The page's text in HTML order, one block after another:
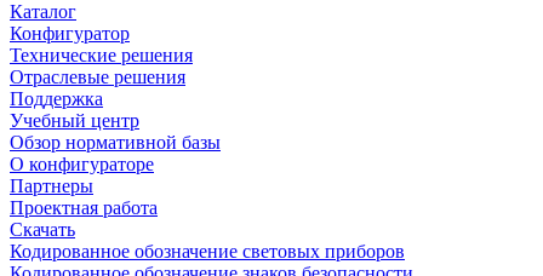
Каталог
Конфигуратор
Технические решения
Отраслевые решения
Поддержка
Учебный центр
Обзор нормативной базы
О конфигураторе
Партнеры
Проектная работа
Скачать
Кодированное обозначение световых приборов